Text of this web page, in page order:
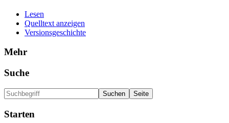
Lesen
Quelltext anzeigen
Versionsgeschichte
Mehr
Suche
Starten